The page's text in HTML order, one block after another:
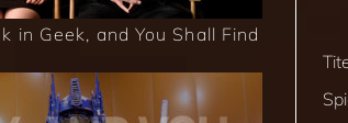
in Geek, and You Shall Find